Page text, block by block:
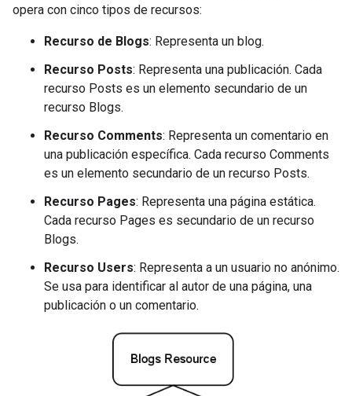
opera con cinco tipos de recursos:
Recurso de Blogs: Representa un blog.
Recurso Posts: Representa una publicación. Cada
recurso Posts es un elemento secundario de un
recurso Blogs.
Recurso Comments: Representa un comentario en
una publicación específica. Cada recurso Comments
es un elemento secundario de un recurso Posts.
Recurso Pages: Representa una página estática.
Cada recurso Pages es secundario de un recurso
Blogs.
Recurso Users: Representa a un usuario no anónimo.
Se usa para identificar al autor de una página, una
publicación o un comentario.